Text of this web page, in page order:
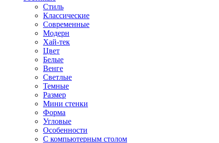
Стиль
Классические
Современные
Модерн
Хай-тек
Цвет
Белые
Венге
Светлые
Темные
Размер
Мини стенки
Форма
Угловые
Особенности
С компьютерным столом